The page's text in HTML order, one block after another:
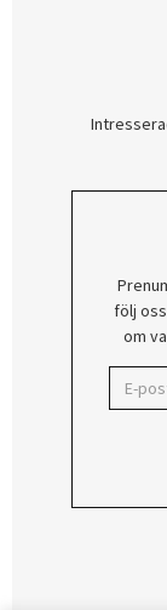
följ
om